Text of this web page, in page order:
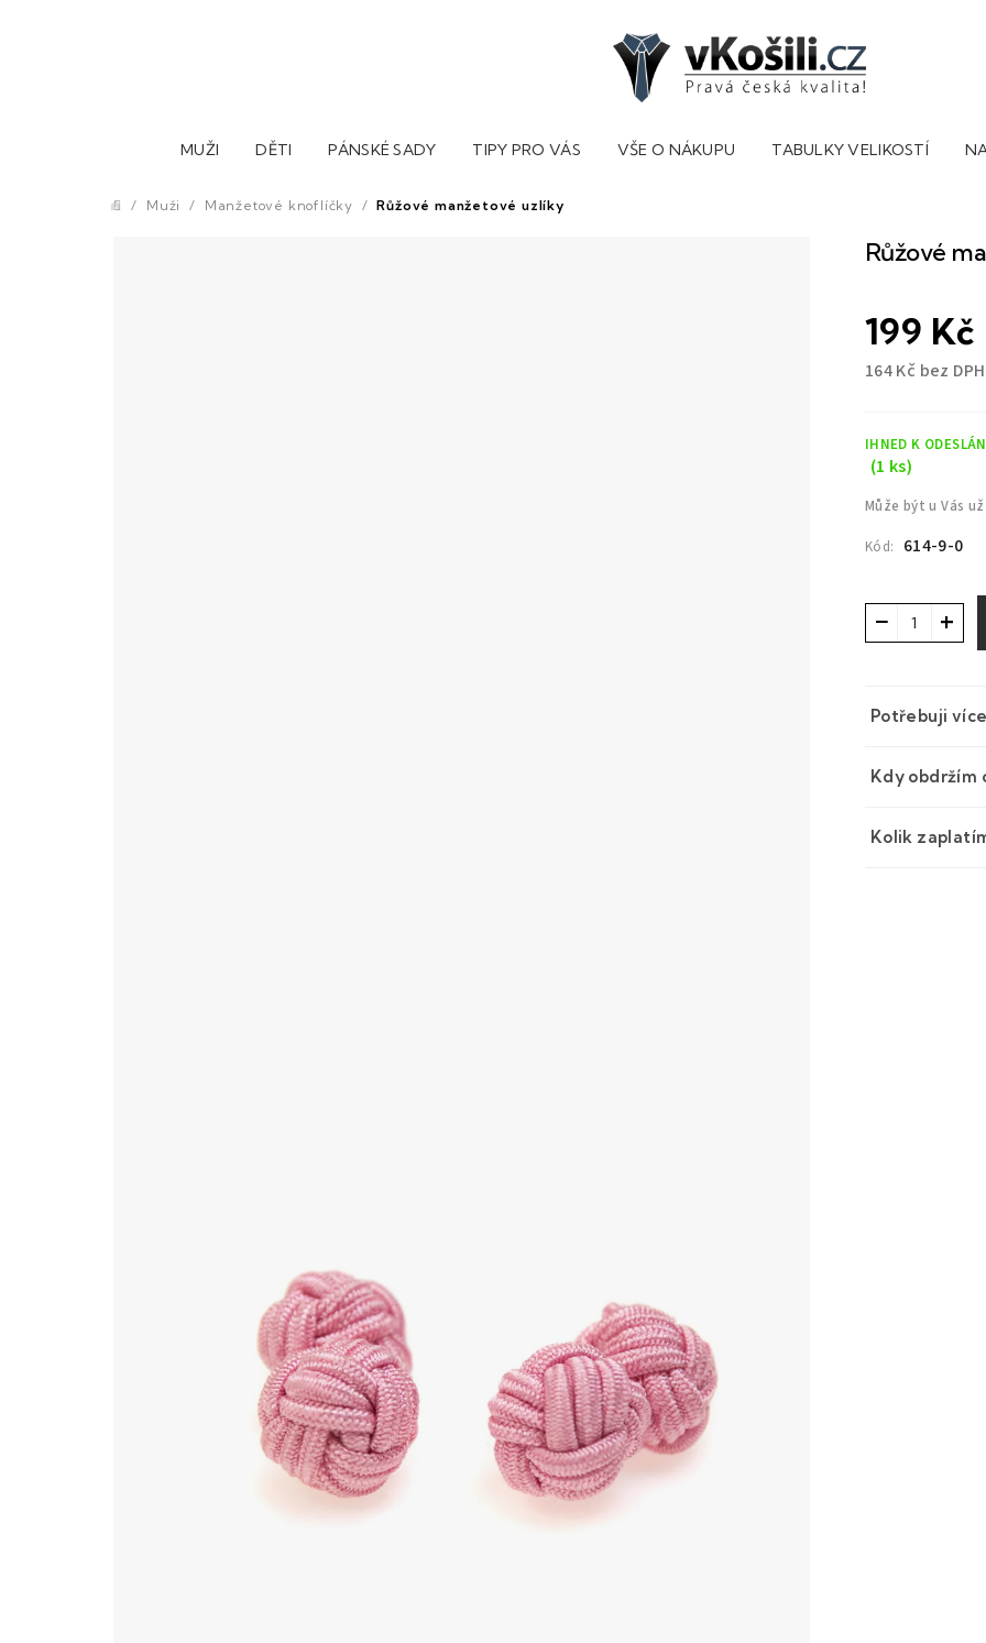
MUŽI DĚTI PÁNSKÉ SADY TIPY PRO VÁS VŠE O NÁKUPU TABULKY VELIKOSTÍ
Domů
/ Muži / Manžetové knoflíčky / Růžové manžetové uzlíky
Růžové
199 Kč
164 Kč bez DPH
IHNED K
(1 ks)
Může být u Vás už
Kód: 614-9-0
+
−
Potřebuji
Kdy obdržím
Kolik